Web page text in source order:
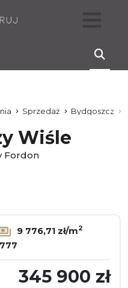
Sprzedaż Bydgoszcz
Wiśle
Fordon
9 776,71 zł/m2
345 900 zł